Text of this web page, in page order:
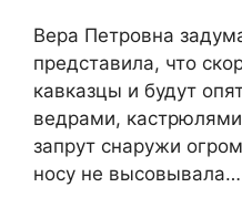
Вера Петровна
представила, что
кавказцы и будут
ведрами,
запрут снаружи
носу не высовывала…